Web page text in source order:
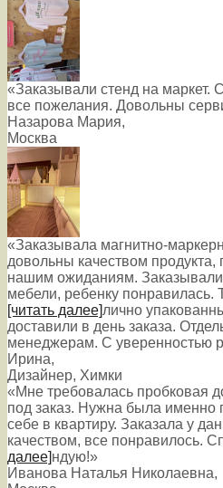
«Заказывали стенд на маркет.
все пожелания. Довольны
Назарова Мария,
Москва
«Заказывала магнитно-
довольны качеством продукта,
нашим ожиданиям. Заказывали
мебели, ребенку понравилась.
[читать далее]лично
доставили в день заказа.
менеджерам. С уверенностью
Ирина,
Дизайнер, Химки
«Мне требовалась пробковая
под заказ. Нужна была именно
себе в квартиру. Заказала у
качеством, все понравилось.
далее]ндую!»
Иванова Наталья Николаевна,